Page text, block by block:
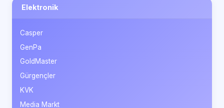
Elektronik
Casper
GenPa
GoldMaster
Gürgençler
KVK
Media Markt